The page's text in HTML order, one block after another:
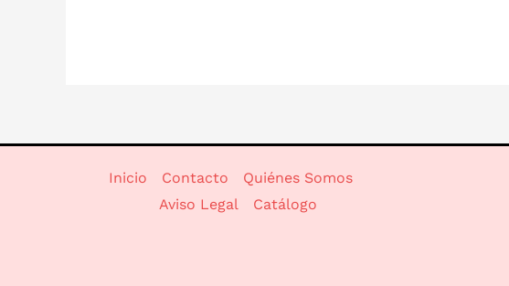
Inicio Contacto
Quiénes Somos
Aviso Legal
Catálogo